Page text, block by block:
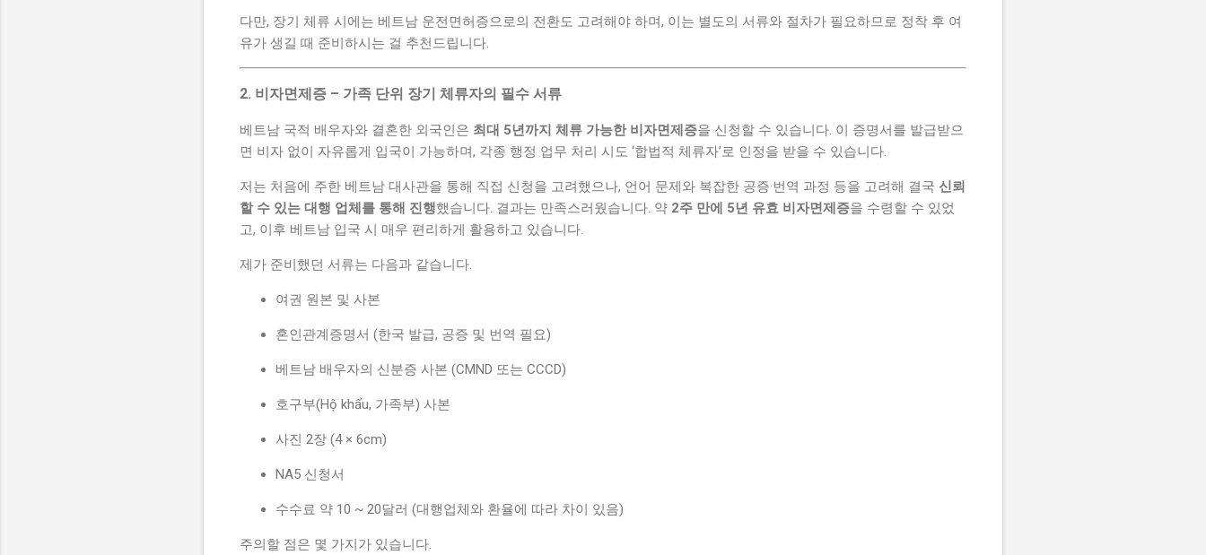
다만, 장기 체류 시에는 베트남 운전면허증으로의 전환도 고려해야 하며, 이는 별도의 서류와 절차가 필요하므로 정착 후 여
유가 생길 때 준비하시는 걸 추천드립니다.
2. 비자면제증 – 가족 단위 장기 체류자의 필수 서류
베트남 국적 배우자와 결혼한 외국인은 최대 5년까지 체류 가능한 비자면제증을 신청할 수 있습니다. 이 증명서를 발급받으
면 비자 없이 자유롭게 입국이 가능하며, 각종 행정 업무 처리 시도 ‘합법적 체류자’로 인정을 받을 수 있습니다.
저는 처음에 주한 베트남 대사관을 통해 직접 신청을 고려했으나, 언어 문제와 복잡한 공증·번역 과정 등을 고려해 결국 신뢰
할 수 있는 대행 업체를 통해 진행했습니다. 결과는 만족스러웠습니다. 약 2주 만에 5년 유효 비자면제증을 수령할 수 있었
고, 이후 베트남 입국 시 매우 편리하게 활용하고 있습니다.
제가 준비했던 서류는 다음과 같습니다.
여권 원본 및 사본
혼인관계증명서 (한국 발급, 공증 및 번역 필요)
베트남 배우자의 신분증 사본 (CMND 또는 CCCD)
호구부(Hộ khẩu, 가족부) 사본
사진 2장 (4 × 6cm)
NA5 신청서
수수료 약 10 ~ 20달러 (대행업체와 환율에 따라 차이 있음)
주의할 점은 몇 가지가 있습니다.